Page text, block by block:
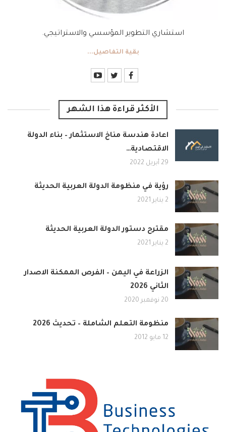
استشاري التطوير المؤسسي والاستراتيجي.
بقية التفاصيل...
الأكثر قراءة هذا الشهر
اعادة هندسة مناخ الاستثمار – بناء الدولة
الاقتصادية…
29 أبريل 2022
رؤية في منظومة الدولة العربية الحديثة
2 يناير 2021
مقترح دستور الدولة العربية الحديثة
2 يناير 2021
الزراعة في اليمن – الفرص الممكنة الاصدار
الثاني 2026
20 نوفمبر 2020
منظومة التعلم الشاملة – تحديث 2026
12 مايو 2012